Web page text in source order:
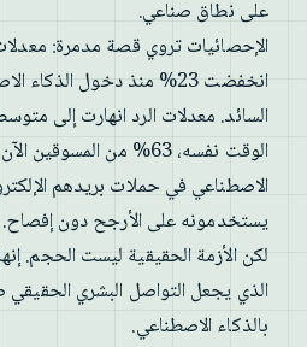
على نطاق صناعي.
الإحصائيات تروي قصة مدمرة: معدلات
انخفضت 23% منذ دخول الذكاء
الوقت نفسه، 63% من
يستخدمونه على الأرجح دون إفصاح.
لكن الأزمة الحقيقية ليست الحجم. إنها
الذي يجعل التواصل البشري الحقيقي
بالذكاء الاصطناعي.